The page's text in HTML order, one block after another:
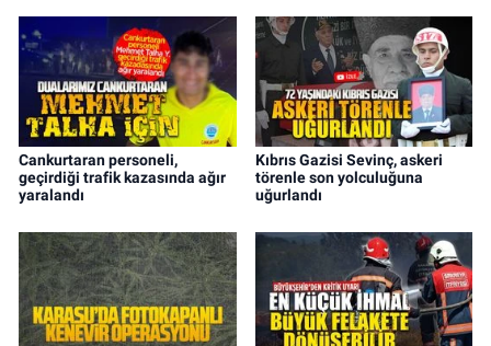
Cankurtaran personeli,
geçirdiği trafik kazasında ağır
yaralandı
Kıbrıs Gazisi Sevinç, askeri
törenle son yolculuğuna
uğurlandı